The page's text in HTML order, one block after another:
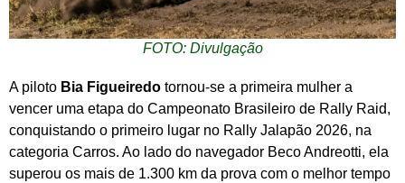
FOTO: Divulgação
A piloto Bia Figueiredo tornou-se a primeira mulher a
vencer uma etapa do Campeonato Brasileiro de Rally Raid,
conquistando o primeiro lugar no Rally Jalapão 2026, na
categoria Carros. Ao lado do navegador Beco Andreotti, ela
superou os mais de 1.300 km da prova com o melhor tempo